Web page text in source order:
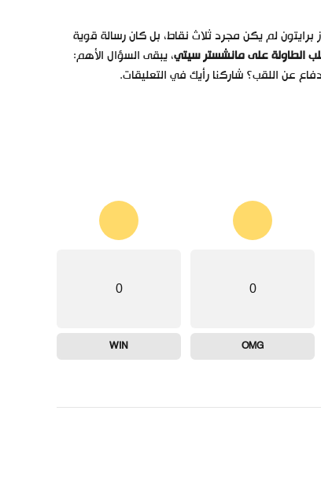
برايتون لم يكن مجرد ثلاث نقاط، بل كان رسالة قوية
الطاولة على مانشستر سيتي، يبقى السؤال الأهم:
عن اللقب؟ شاركنا رأيك في التعليقات.
0
OMG
0
WIN